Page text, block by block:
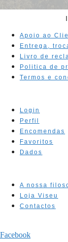
Apoio ao
Entrega,
Livro de
Politica de
Termos e
Login
Perfil
Encomendas
Favoritos
Dados
A nossa
Loja Viseu
Contactos
Facebook